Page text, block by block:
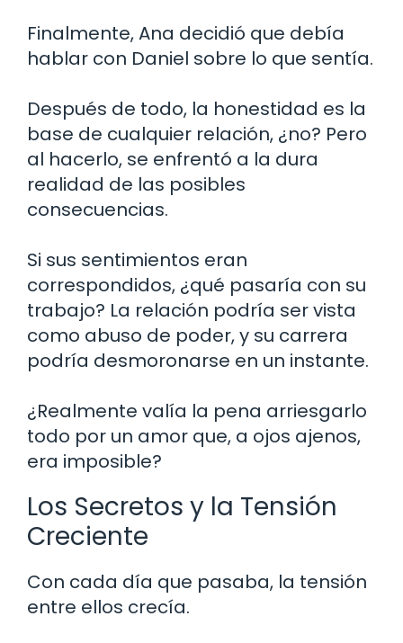
Finalmente, Ana decidió que debía
hablar con Daniel sobre lo que sentía.
Después de todo, la honestidad es la
base de cualquier relación, ¿no? Pero
al hacerlo, se enfrentó a la dura
realidad de las posibles
consecuencias.
Si sus sentimientos eran
correspondidos, ¿qué pasaría con su
trabajo? La relación podría ser vista
como abuso de poder, y su carrera
podría desmoronarse en un instante.
¿Realmente valía la pena arriesgarlo
todo por un amor que, a ojos ajenos,
era imposible?
Los Secretos y la Tensión
Creciente
Con cada día que pasaba, la tensión
entre ellos crecía.